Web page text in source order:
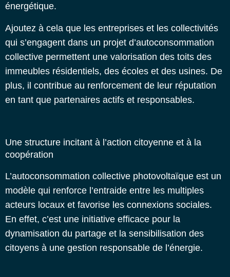
énergétique.
Ajoutez à cela que les entreprises et les collectivités
qui s’engagent dans un projet d’autoconsommation
collective permettent une valorisation des toits des
immeubles résidentiels, des écoles et des usines. De
plus, il contribue au renforcement de leur réputation
en tant que partenaires actifs et responsables.
Une structure incitant à l’action citoyenne et à la
coopération
L’autoconsommation collective photovoltaïque est un
modèle qui renforce l’entraide entre les multiples
acteurs locaux et favorise les connexions sociales.
En effet, c’est une initiative efficace pour la
dynamisation du partage et la sensibilisation des
citoyens à une gestion responsable de l’énergie.